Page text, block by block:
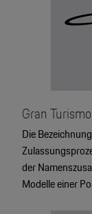
Gran
Die
der
Modelle einer